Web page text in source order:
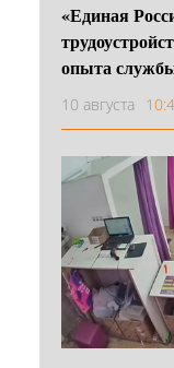
«Единая
опыта
10 августа